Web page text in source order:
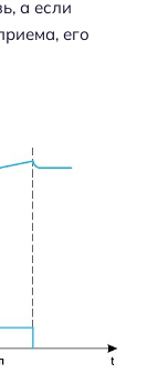
а если
его